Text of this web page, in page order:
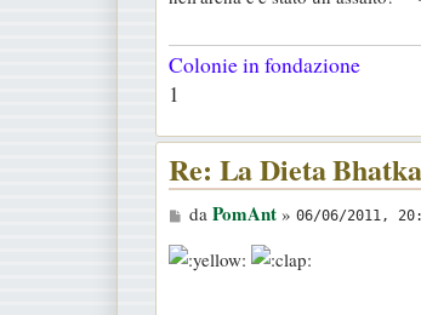
s
g
o
Colonie in fondazione
1
Re: La Dieta
M
e
s
da PomAnt» 06/06/2011,